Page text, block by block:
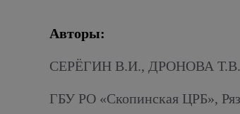
Авторы:
СЕРЁГИН В.И., ДРОНОВА Т.В.
ГБУ РО «Скопинская ЦРБ»,